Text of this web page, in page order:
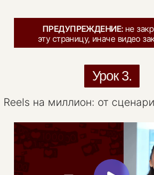
Reels на миллион: от сценария до воронки
эту страницу, иначе видео закончится
Хочешь, чтобы Reels
приносилине просто
просмотры, а
подписчиков, клиентов
и деньги?